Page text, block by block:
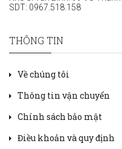
SDT: 0967.518.158
THÔNG TIN
Về chúng tôi
Thông tin vận chuyển
Chính sách bảo mật
Điều khoản và quy định